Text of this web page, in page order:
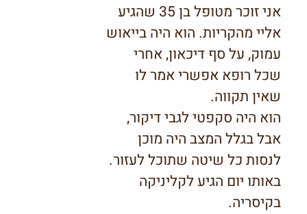
אני זוכר מטופל בן 35 שהגיע
אליי מהקריות. הוא היה בייאוש
עמוק, על סף דיכאון, אחרי
שכל רופא אפשרי אמר לו
שאין תקווה.
הוא היה סקפטי לגבי דיקור,
אבל בגלל המצב היה מוכן
לנסות כל שיטה שתוכל לעזור.
באותו יום הגיע לקליניקה
בקיסריה.